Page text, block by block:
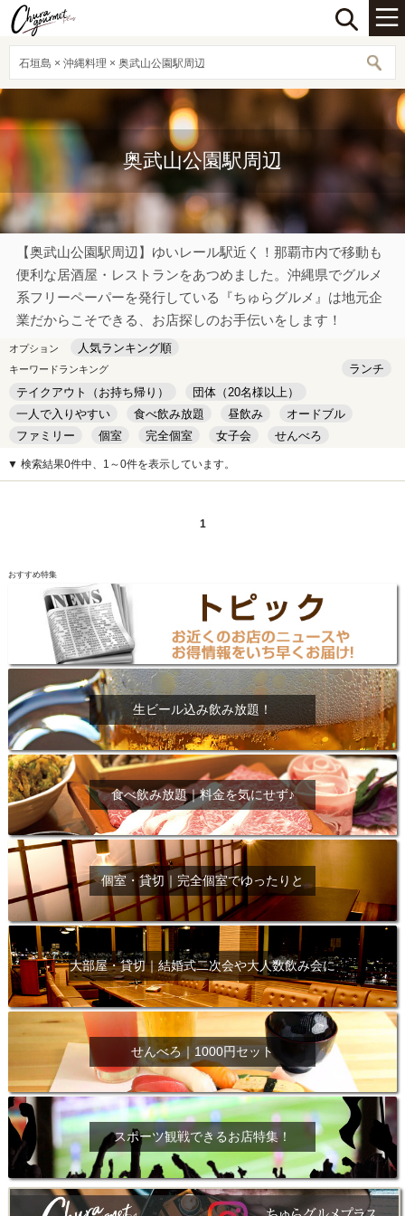
石垣島 × 沖縄料理 × 奥武山公園駅周辺
奥武山公園駅周辺
【奥武山公園駅周辺】ゆいレール駅近く！那覇市内で移動も
便利な居酒屋・レストランをあつめました。沖縄県でグルメ
系フリーペーパーを発行している『ちゅらグルメ』は地元企
業だからこそできる、お店探しのお手伝いをします！
オプション 人気ランキング順
キーワードランキング
ランチ
テイクアウト（お持ち帰り）
団体（20名様以上）
一人で入りやすい
食べ飲み放題 昼飲み
オードブル
ファミリー
個室 完全個室 女子会
せんべろ
キッズルーム
安い デート
▼ 検索結果0件中、1～0件を表示しています。
1
おすすめ特集
生ビール込み飲み放題！
食べ飲み放題｜料金を気にせず♪
個室・貸切｜完全個室でゆったりと
大部屋・貸切｜結婚式二次会や大人数飲み会に
せんべろ｜1000円セット
スポーツ観戦できるお店特集！